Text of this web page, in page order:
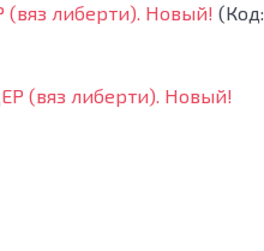
либерти). Новый! (Код: